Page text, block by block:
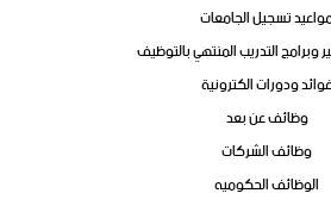
تسجيل الجامعات
التدريب المنتهي بالتوظيف
ودورات الكترونية
وظائف عن بعد
وظائف الشركات
الوظائف الحكوميه